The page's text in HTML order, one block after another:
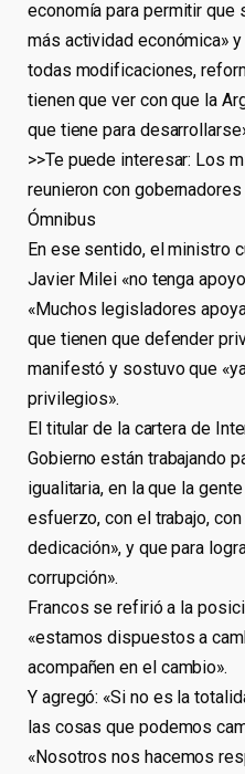
economía para permitir que
más actividad económica»
todas modificaciones,
tienen que ver con que la
que tiene para
>>Te puede interesar: Los
reunieron con
Ómnibus
En ese sentido, el ministro
Javier Milei «no tenga
«Muchos legisladores
que tienen que defender
manifestó y sostuvo que
privilegios».
El titular de la cartera de
Gobierno están trabajando
igualitaria, en la que la
esfuerzo, con el trabajo,
dedicación», y que para
corrupción».
Francos se refirió a la
«estamos dispuestos a
acompañen en el cambio».
Y agregó: «Si no es la
las cosas que podemos
«Nosotros nos hacemos